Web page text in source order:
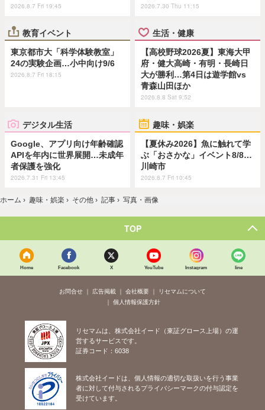
2026.8.7 Fri 19:45 2026.7.30 Thu 11:15
教育イベント
東京都市大「科学体験教室」
24の実験企画…小中向け9/6
2026.8.7 Fri 18:15
生活・健康
【高校野球2026夏】東海大甲
府・健大高崎・有明・長崎日
大が勝利…第4日は遊学館vs
青森山田ほか
2026.8.8 Sat 9:52
デジタル生活
Google、アプリ向け年齢確認
APIを年内に世界展開…未成年
者保護を強化
2026.7.31 Fri 13:45
趣味・娯楽
【夏休み2026】魚に触れて学
ぶ「おさかな」イベント8/8…
川崎市
2026.8.7 Fri 10:45
ホーム › 趣味・娯楽 › その他 › 記事 › 写真・画像
TOP
Home Facebook X YouTube Instagram line
お問合せ 広告掲載 会社概要
リセマムについて
個人情報保護方針
リセマムは、株式会社イード（東証グロース上場）の運
営するサービスです。
証券コード：6038
株式会社イードは、個人情報の適切な取扱いを行う事業
者に対して付与されるプライバシーマークの付与認定を
受けています。